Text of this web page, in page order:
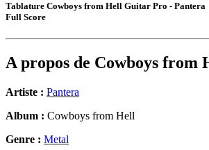
Tablature Cowboys from Hell Guitar Pro - Pantera
Full Score
A propos de Cowboys from
Artiste : Pantera
Album : Cowboys from Hell
Genre : Metal